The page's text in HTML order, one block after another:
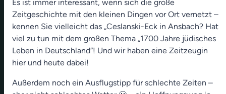
play_arrow Leben in Deutschland" erstmals in Bayern *
Ceslanski Eck Ansbach * Ausflugstipp
Hoffnungsweg Gräfenberg - Eggloffstein
00:00 12:22
Es ist immer interessant, wenn sich die große
Zeitgeschichte mit den kleinen Dingen vor Ort vernetzt –
kennen Sie vielleicht das „Ceslanski-Eck in Ansbach? Hat
viel zu tun mit dem großen Thema „1700 Jahre jüdisches
Leben in Deutschland“! Und wir haben eine Zeitzeugin
hier und heute dabei!
Außerdem noch ein Ausflugstipp für schlechte Zeiten –